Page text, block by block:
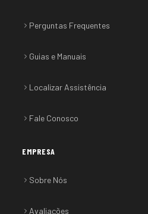
Perguntas Frequentes
Guias e Manuais
Localizar Assistência
Fale Conosco
EMPRESA
Sobre Nós
Avaliações